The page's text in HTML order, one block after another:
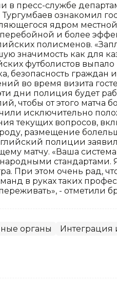
в пресс-службе
ознакомил
ядром
и более
полисменов.
значимость как для
футболистов
безопасность граждан
во время визита
дни полиция будет
чтобы от этого матча
исключительно
текущих вопросов,
размещение
полиции
матчу. «Ваша
стандартами.
При этом очень рад,
в руках таких
- отметили
органы Интеграция